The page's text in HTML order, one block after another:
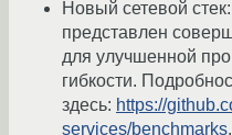
Новый сетевой
представлен
для улучшенной
гибкости.
здесь: https://
services/benchmarks.